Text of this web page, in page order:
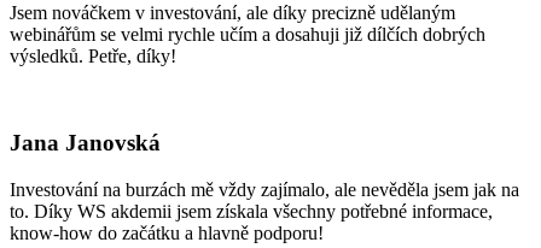
Jsem nováčkem v investování, ale díky precizně udělaným
webinářům se velmi rychle učím a dosahuji již dílčích dobrých
výsledků. Petře, díky!
Jana Janovská
Investování na burzách mě vždy zajímalo, ale nevěděla jsem jak na
to. Díky WS akdemii jsem získala všechny potřebné informace,
know-how do začátku a hlavně podporu!